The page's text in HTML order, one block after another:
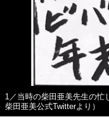
1／当時の柴田亜美先生の忙
柴田亜美公式Twitterより）